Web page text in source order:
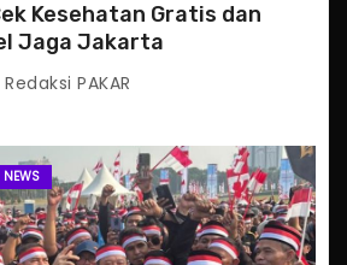
Kesehatan Gratis dan
Jaga Jakarta
Redaksi PAKAR
NEWS